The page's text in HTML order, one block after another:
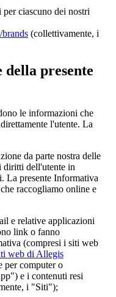
ciascuno dei nostri
(collettivamente, i
presente
le informazioni che
l'utente. La
da parte nostra delle
diritti dell'utente in
La presente Informativa
raccogliamo online e
e relative applicazioni
link o fanno
(compresi i siti web
web di Allegis
per computer o
e i contenuti resi
i "Siti");